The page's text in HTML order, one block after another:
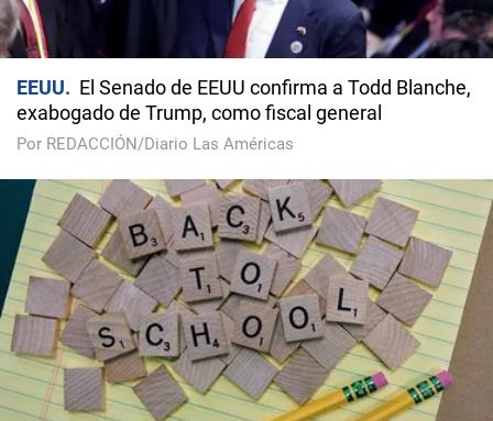
EEUU
El Senado de EEUU confirma a Todd Blanche,
exabogado de Trump, como fiscal general
Por REDACCIÓN/Diario Las Américas